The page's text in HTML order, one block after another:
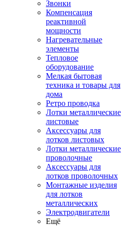
Звонки
Компенсация
реактивной
мощности
Нагревательные
элементы
Тепловое
оборудование
Мелкая бытовая
техника и товары для
дома
Ретро проводка
Лотки металлические
листовые
Аксессуары для
лотков листовых
Лотки металлические
проволочные
Аксессуары для
лотков проволочных
Монтажные изделия
для лотков
металлических
Электродвигатели
Ещё